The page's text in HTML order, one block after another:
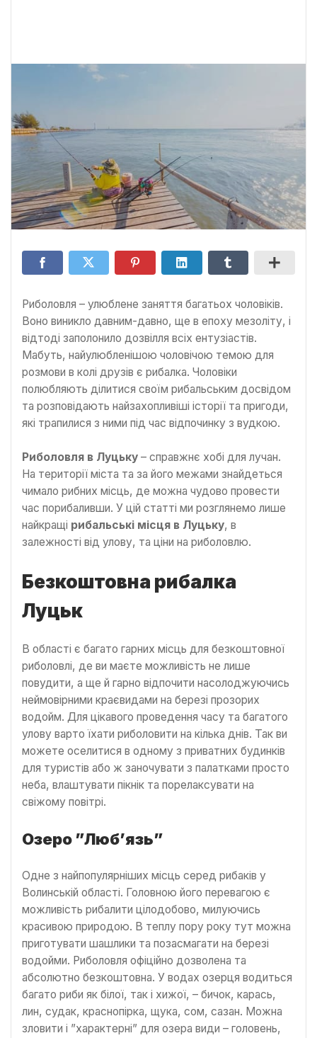
Риболовля – улюблене заняття багатьох чоловіків.
Воно виникло давним-давно, ще в епоху мезоліту, і
відтоді заполонило дозвілля всіх ентузіастів.
Мабуть, найулюбленішою чоловічою темою для
розмови в колі друзів є рибалка. Чоловіки
полюбляють ділитися своїм рибальським досвідом
та розповідають найзахопливіші історії та пригоди,
які трапилися з ними під час відпочинку з вудкою.
Риболовля в Луцьку – справжнє хобі для лучан.
На території міста та за його межами знайдеться
чимало рибних місць, де можна чудово провести
час порибаливши. У цій статті ми розглянемо лише
найкращі рибальські місця в Луцьку, в
залежності від улову, та ціни на риболовлю.
Безкоштовна рибалка
Луцьк
В області є багато гарних місць для безкоштовної
риболовлі, де ви маєте можливість не лише
повудити, а ще й гарно відпочити насолоджуючись
неймовірними краєвидами на березі прозорих
водойм. Для цікавого проведення часу та багатого
улову варто їхати риболовити на кілька днів. Так ви
можете оселитися в одному з приватних будинків
для туристів або ж заночувати з палатками просто
неба, влаштувати пікнік та порелаксувати на
свіжому повітрі.
Озеро ”Люб’язь”
Одне з найпопулярніших місць серед рибаків у
Волинській області. Головною його перевагою є
можливість рибалити цілодобово, милуючись
красивою природою. В теплу пору року тут можна
приготувати шашлики та позасмагати на березі
водойми. Риболовля офіційно дозволена та
абсолютно безкоштовна. У водах озерця водиться
багато риби як білої, так і хижої, – бичок, карась,
лин, судак, краснопірка, щука, сом, сазан. Можна
зловити і ”характерні” для озера види – головень,